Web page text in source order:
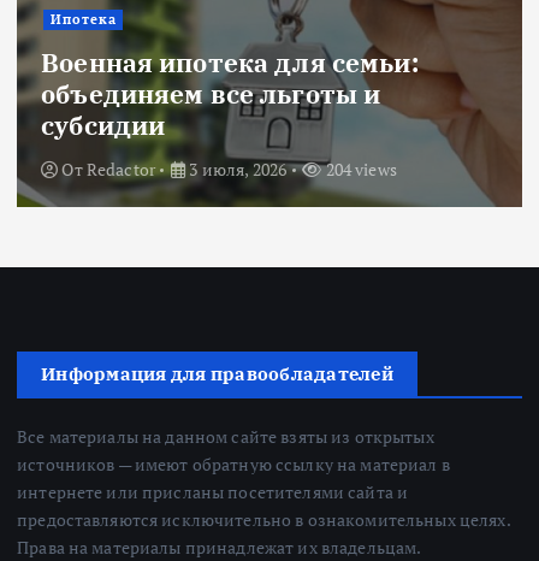
Title: ИИ в финансовом
оценка рисков и выбор
ОтRedactor 18 июня, 2026 224 views
Информация для правообладателей
Все материалы на данном сайте взяты из открытых
источников — имеют обратную ссылку на материал в
интернете или присланы посетителями сайта и
предоставляются исключительно в ознакомительных целях.
Права на материалы принадлежат их владельцам.